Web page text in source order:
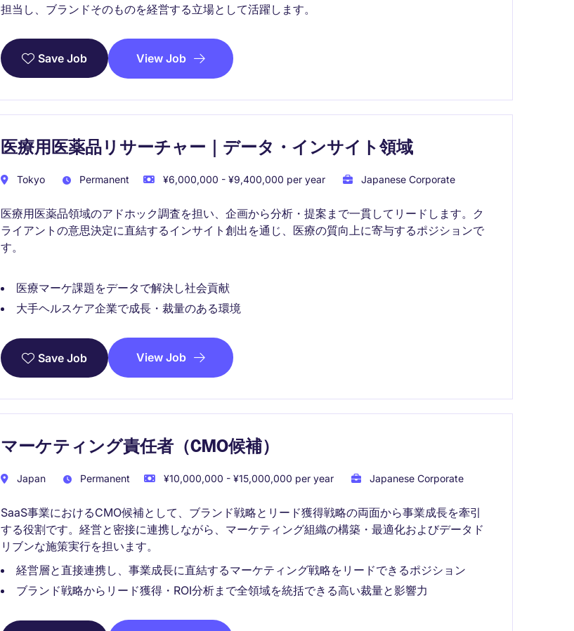
担当し、ブランドそのものを経営する立場として活躍します。
Save Job View Job
医療用医薬品リサーチャー｜データ・インサイト領域
Tokyo Permanent ¥6,000,000 - ¥9,400,000 per year Japanese Corporate
医療用医薬品領域のアドホック調査を担い、企画から分析・提案まで一貫してリードします。ク
ライアントの意思決定に直結するインサイト創出を通じ、医療の質向上に寄与するポジションで
す。
医療マーケ課題をデータで解決し社会貢献
大手ヘルスケア企業で成長・裁量のある環境
Save Job View Job
マーケティング責任者（CMO候補）
Japan Permanent ¥10,000,000 - ¥15,000,000 per year Japanese Corporate
SaaS事業におけるCMO候補として、ブランド戦略とリード獲得戦略の両面から事業成長を牽引
する役割です。経営と密接に連携しながら、マーケティング組織の構築・最適化およびデータド
リブンな施策実行を担います。
経営層と直接連携し、事業成長に直結するマーケティング戦略をリードできるポジション
ブランド戦略からリード獲得・ROI分析まで全領域を統括できる高い裁量と影響力